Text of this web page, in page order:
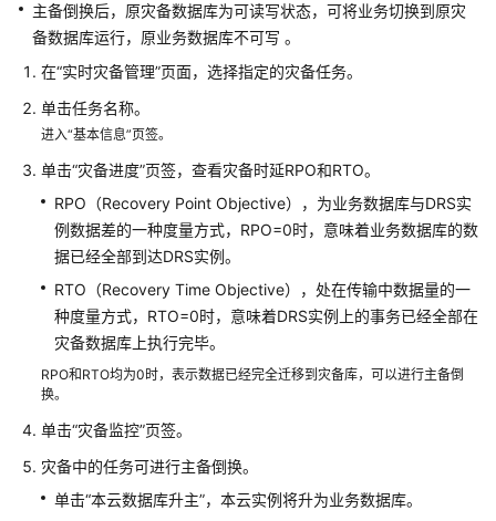
主备倒换后，原灾备数据库为可读写状态，可将业务切换到原灾
备数据库运行，原业务数据库不可写 。
在“实时灾备管理”页面，选择指定的灾备任务。
单击任务名称。
进入“基本信息”页签。
单击“灾备进度”页签，查看灾备时延RPO和RTO。
RPO（Recovery Point Objective），为业务数据库与DRS实
例数据差的一种度量方式，RPO=0时，意味着业务数据库的数
据已经全部到达DRS实例。
RTO（Recovery Time Objective），处在传输中数据量的一
种度量方式，RTO=0时，意味着DRS实例上的事务已经全部在
灾备数据库上执行完毕。
RPO和RTO均为0时，表示数据已经完全迁移到灾备库，可以进行主备倒
换。
单击“灾备监控”页签。
灾备中的任务可进行主备倒换。
单击“本云数据库升主”，本云实例将升为业务数据库。